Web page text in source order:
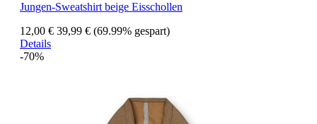
Jungen-Sweatshirt beige Eisschollen
12,00 € 39,99 € (69.99% gespart)
Details
-70%